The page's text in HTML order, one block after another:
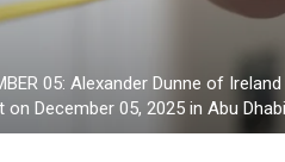
05: Alexander Dunne of
December 05, 2025 in Abu